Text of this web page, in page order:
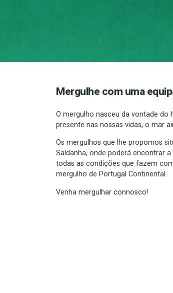
Mergulhe com uma
O mergulho nasceu da vontade
presente nas nossas vidas, o mar
Os mergulhos que lhe propomos
Saldanha, onde poderá encontrar
todas as condições que fazem
mergulho de Portugal Continental.
Venha mergulhar connosco!